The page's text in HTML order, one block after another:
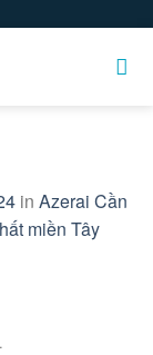
in Azerai Cần
miền Tây
.